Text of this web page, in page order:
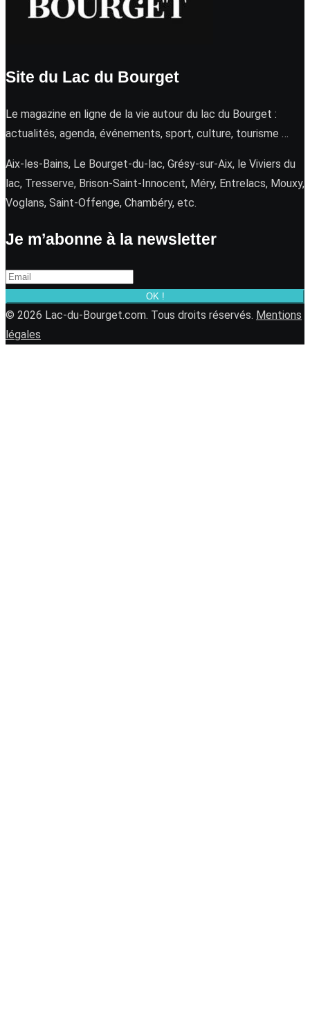
Site du Lac du Bourget
Le magazine en ligne de la vie autour du lac du Bourget :
actualités, agenda, événements, sport, culture, tourisme …
Aix-les-Bains, Le Bourget-du-lac, Grésy-sur-Aix, le Viviers du
lac, Tresserve, Brison-Saint-Innocent, Méry, Entrelacs, Mouxy,
Voglans, Saint-Offenge, Chambéry, etc.
Je m’abonne à la newsletter
OK !
© 2026 Lac-du-Bourget.com. Tous droits réservés. Mentions
légales